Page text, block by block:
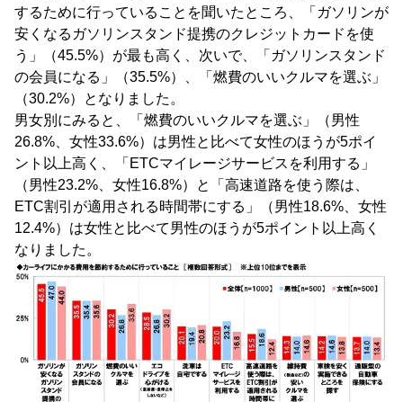
するために行っていることを聞いたところ、「ガソリンが
安くなるガソリンスタンド提携のクレジットカードを使
う」（45.5%）が最も高く、次いで、「ガソリンスタンド
の会員になる」（35.5%）、「燃費のいいクルマを選ぶ」
（30.2%）となりました。
男女別にみると、「燃費のいいクルマを選ぶ」（男性
26.8%、女性33.6%）は男性と比べて女性のほうが5ポイ
ント以上高く、「ETCマイレージサービスを利用する」
（男性23.2%、女性16.8%）と「高速道路を使う際は、
ETC割引が適用される時間帯にする」（男性18.6%、女性
12.4%）は女性と比べて男性のほうが5ポイント以上高く
なりました。